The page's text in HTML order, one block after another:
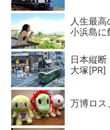
人生最
小浜島
日本縦断
大塚[PR]
万博ロス